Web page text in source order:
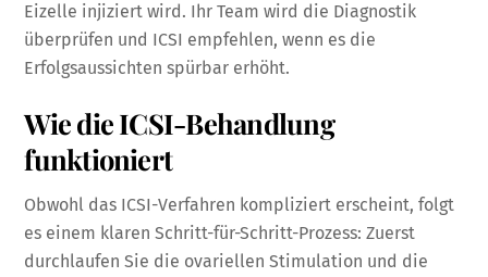
Eizelle injiziert wird. Ihr Team wird die Diagnostik
überprüfen und ICSI empfehlen, wenn es die
Erfolgsaussichten spürbar erhöht.
Wie die ICSI-Behandlung
funktioniert
Obwohl das ICSI-Verfahren kompliziert erscheint, folgt
es einem klaren Schritt-für-Schritt-Prozess: Zuerst
durchlaufen Sie die ovariellen Stimulation und die